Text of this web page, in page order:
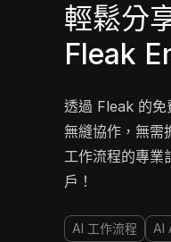
輕鬆分
Fleak
透過 Fleak 的免
無縫協作，無需
工作流程的專業
戶！
AI 工作流程 AI